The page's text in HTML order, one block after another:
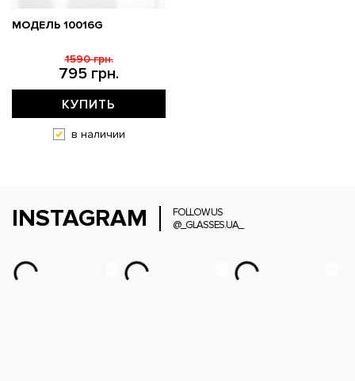
МОДЕЛЬ 10016G
795 грн.
1590 грн.
КУПИТЬ
в наличии
INSTAGRAM
FOLLOW US
@_GLASSES.UA_